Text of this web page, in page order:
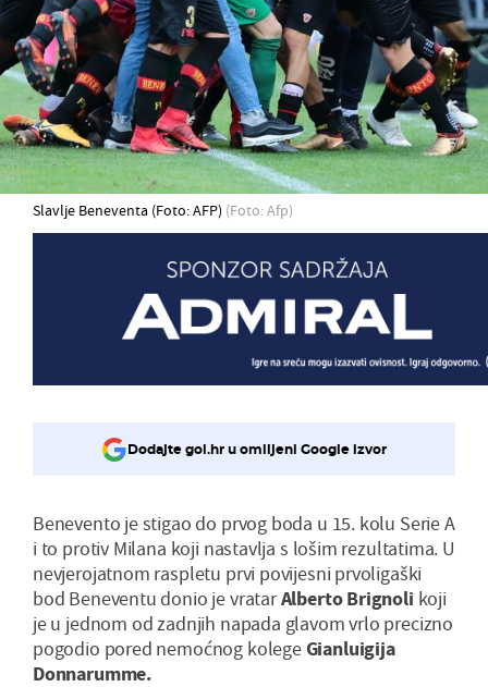
Slavlje Beneventa (Foto: AFP) (Foto: Afp)
Dodajte gol.hr u omiljeni Google izvor
Benevento je stigao do prvog boda u 15. kolu Serie A
i to protiv Milana koji nastavlja s lošim rezultatima. U
nevjerojatnom raspletu prvi povijesni prvoligaški
bod Beneventu donio je vratarAlberto Brignoli koji
je u jednom od zadnjih napada glavom vrlo precizno
pogodio pored nemoćnog kolegeGianluigija
Donnarumme.